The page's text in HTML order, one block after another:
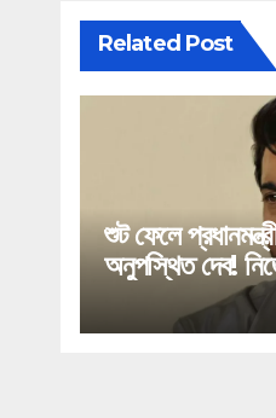
Related Post
শুট ফেলে
অনুপস্থিত দেব!
করলেন ঘাটালের